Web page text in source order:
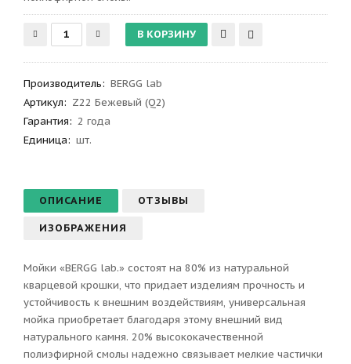
Производитель: BERGG lab
Артикул: Z22 Бежевый (Q2)
Гарантия: 2 года
Единица: шт.
ОПИСАНИЕ ОТЗЫВЫ
ИЗОБРАЖЕНИЯ
Мойки «BERGG lab.» состоят на 80% из натуральной
кварцевой крошки, что придает изделиям прочность и
устойчивость к внешним воздействиям, универсальная
мойка приобретает благодаря этому внешний вид
натурального камня. 20% высококачественной
полиэфирной смолы надежно связывает мелкие частички